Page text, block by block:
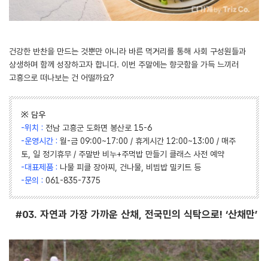
건강한 반찬을 만드는 것뿐만 아니라 바른 먹거리를 통해 사회 구성원들과
상생하며 함께 성장하고자 합니다. 이번 주말에는 향긋함을 가득 느끼러
고흥으로 떠나보는 건 어떨까요?
※ 담우
-위치 : 전남 고흥군 도화면 봉산로 15-6
-운영시간 : 월-금 09:00~17:00 / 휴게시간 12:00~13:00 / 매주
토, 일 정기휴무 / 주말반 비누+주먹밥 만들기 클래스 사전 예약
-대표제품 : 나물 피클 장아찌, 건나물, 비빔밥 밀키트 등
-문의 : 061-835-7375
#03. 자연과 가장 가까운 산채, 전국민의 식탁으로! ‘산채만’